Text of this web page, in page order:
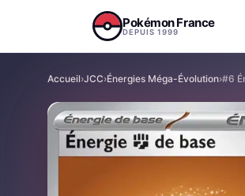
Pokémon France
DEPUIS 1999
Accueil›JCC›Énergies Méga-Évolution›#6